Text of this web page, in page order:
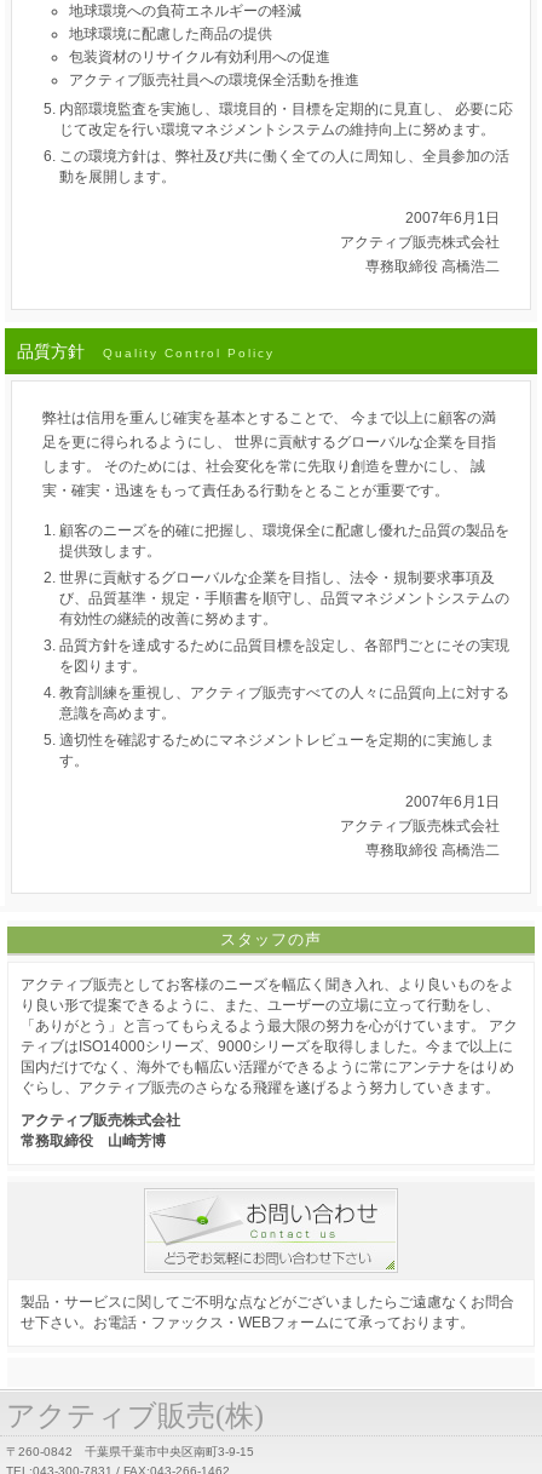
地球環境への負荷エネルギーの軽減
地球環境に配慮した商品の提供
包装資材のリサイクル有効利用への促進
アクティブ販売社員への環境保全活動を推進
内部環境監査を実施し、環境目的・目標を定期的に見直し、 必要に応
じて改定を行い環境マネジメントシステムの維持向上に努めます。
この環境方針は、弊社及び共に働く全ての人に周知し、全員参加の活
動を展開します。
2007年6月1日
アクティブ販売株式会社
専務取締役 高橋浩二
品質方針 Quality Control Policy
弊社は信用を重んじ確実を基本とすることで、 今まで以上に顧客の満
足を更に得られるようにし、 世界に貢献するグローバルな企業を目指
します。 そのためには、社会変化を常に先取り創造を豊かにし、 誠
実・確実・迅速をもって責任ある行動をとることが重要です。
顧客のニーズを的確に把握し、環境保全に配慮し優れた品質の製品を
提供致します。
世界に貢献するグローバルな企業を目指し、法令・規制要求事項及
び、品質基準・規定・手順書を順守し、品質マネジメントシステムの
有効性の継続的改善に努めます。
品質方針を達成するために品質目標を設定し、各部門ごとにその実現
を図ります。
教育訓練を重視し、アクティブ販売すべての人々に品質向上に対する
意識を高めます。
適切性を確認するためにマネジメントレビューを定期的に実施しま
す。
2007年6月1日
アクティブ販売株式会社
専務取締役 高橋浩二
スタッフの声
アクティブ販売としてお客様のニーズを幅広く聞き入れ、より良いものをよ
り良い形で提案できるように、また、ユーザーの立場に立って行動をし、
「ありがとう」と言ってもらえるよう最大限の努力を心がけています。 アク
ティブはISO14000シリーズ、9000シリーズを取得しました。今まで以上に
国内だけでなく、海外でも幅広い活躍ができるように常にアンテナをはりめ
ぐらし、アクティブ販売のさらなる飛躍を遂げるよう努力していきます。
アクティブ販売株式会社
常務取締役 山崎芳博
製品・サービスに関してご不明な点などがございましたらご遠慮なくお問合
せ下さい。お電話・ファックス・WEBフォームにて承っております。
アクティブ販売(株)
〒260-0842 千葉県千葉市中央区南町3-9-15
TEL:043-300-7831 / FAX:043-266-1462